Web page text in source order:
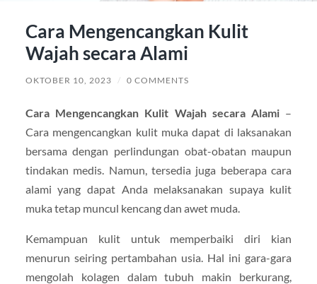
Cara Mengencangkan Kulit
Wajah secara Alami
OKTOBER 10, 2023 / 0 COMMENTS
Cara Mengencangkan Kulit Wajah secara Alami–
Cara mengencangkan kulit muka dapat di laksanakan
bersama dengan perlindungan obat-obatan maupun
tindakan medis. Namun, tersedia juga beberapa cara
alami yang dapat Anda melaksanakan supaya kulit
muka tetap muncul kencang dan awet muda.
Kemampuan kulit untuk memperbaiki diri kian
menurun seiring pertambahan usia. Hal ini gara-gara
mengolah kolagen dalam tubuh makin berkurang,